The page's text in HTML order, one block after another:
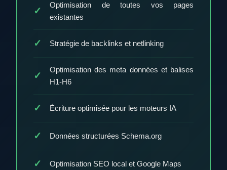
Optimisation de toutes vos pages
existantes
Stratégie de backlinks et netlinking
Optimisation des meta données et balises
H1-H6
Écriture optimisée pour les moteurs IA
Données structurées Schema.org
Optimisation SEO local et Google Maps